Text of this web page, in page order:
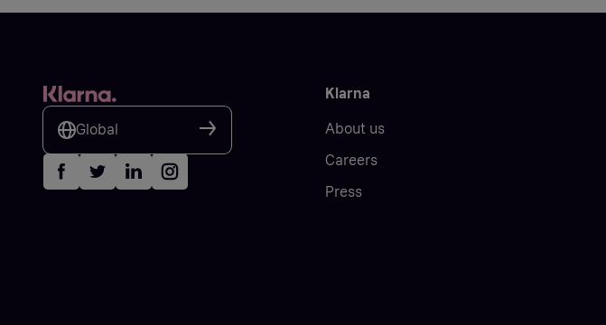
Global
Klarna
About us
Careers
Press